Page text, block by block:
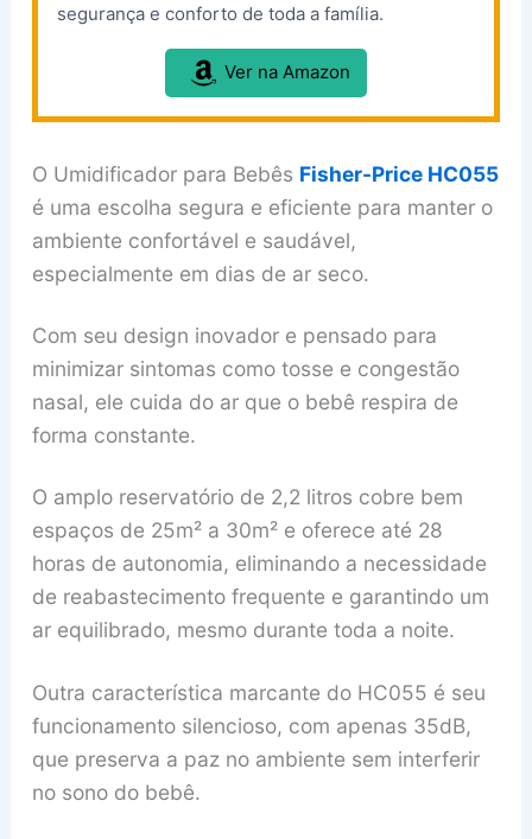
segurança e conforto de toda a família.
Ver na Amazon
O Umidificador para Bebês Fisher-Price HC055
é uma escolha segura e eficiente para manter o
ambiente confortável e saudável,
especialmente em dias de ar seco.
Com seu design inovador e pensado para
minimizar sintomas como tosse e congestão
nasal, ele cuida do ar que o bebê respira de
forma constante.
O amplo reservatório de 2,2 litros cobre bem
espaços de 25m² a 30m² e oferece até 28
horas de autonomia, eliminando a necessidade
de reabastecimento frequente e garantindo um
ar equilibrado, mesmo durante toda a noite.
Outra característica marcante do HC055 é seu
funcionamento silencioso, com apenas 35dB,
que preserva a paz no ambiente sem interferir
no sono do bebê.